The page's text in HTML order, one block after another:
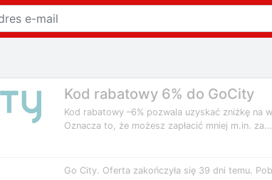
Kod rabatowy 6% do GoCity
Kod rabatowy –6% pozwala uzyskać zniżkę
Oznacza to, że możesz zapłacić mniej m.in. za...
Go City. Oferta zakończyła się 39 dni temu.